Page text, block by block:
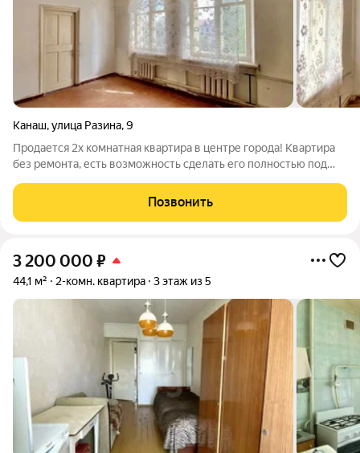
Канаш,улица Разина,9
Продается 2х комнатная квартира в центре города! Квартира
без ремонта, есть возможность сделать его полностью под
посторонних запахов. Рядом вся инфраструктура: садик № 7,
школа № 10, магазины,
Позвонить
3 200 000 ₽
44,1 м² 2-комн. квартира 3 этаж из 5